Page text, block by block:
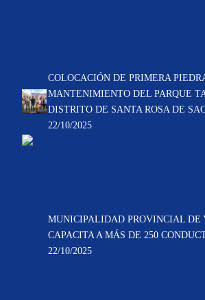
COLOCACIÓN DE PRIMERA
MANTENIMIENTO DEL PARQUE
DISTRITO DE SANTA ROSA DE
22/10/2025
MUNICIPALIDAD PROVINCIAL DE
CAPACITA A MÁS DE 250
22/10/2025